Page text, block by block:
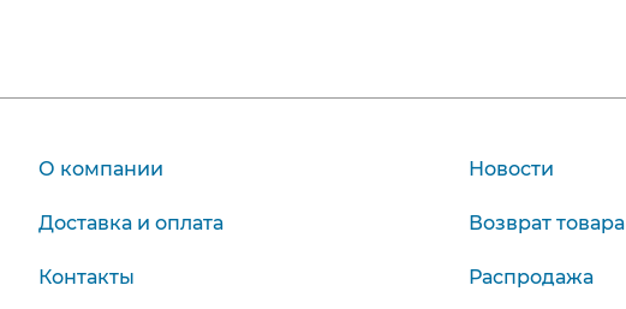
О компании
Доставка и оплата
Контакты
Новости
Возврат товара
Распродажа